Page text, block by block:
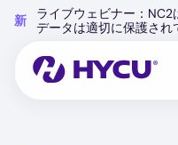
content
新
ライブウェビナー：NC2
データは適切に保護され